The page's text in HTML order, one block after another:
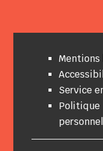
Mentions
Service